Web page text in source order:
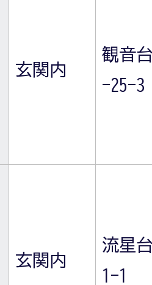
玄関内
観音
-25-3
玄関内
流星
1-1